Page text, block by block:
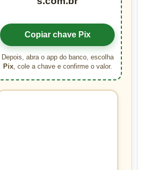
Copiar chave Pix
Depois, abra o app do banco, escolha
Pix, cole a chave e confirme o valor.